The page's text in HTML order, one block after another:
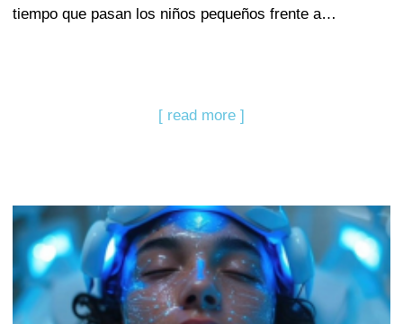
tiempo que pasan los niños pequeños frente a…
[ read more ]